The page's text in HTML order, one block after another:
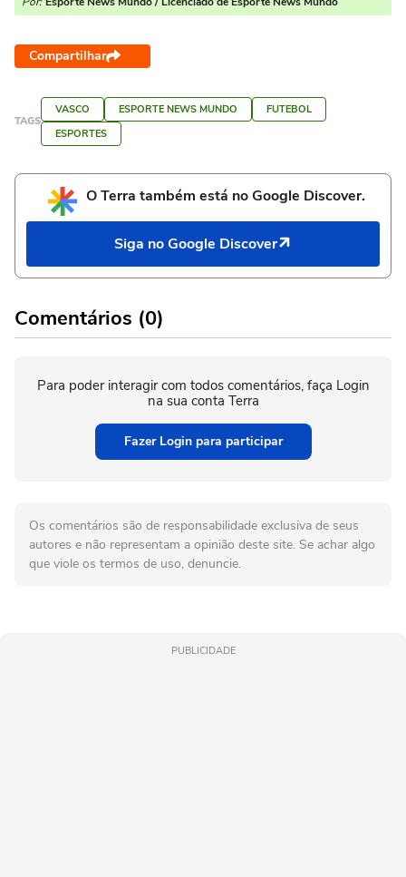
Compartilhar
TAGS
VASCO ESPORTE NEWS MUNDO
FUTEBOL
ESPORTES
O Terra também está no Google Discover.
Siga no Google Discover
Comentários (0)
Para poder interagir com todos comentários, faça Login
na sua conta Terra
Fazer Login para participar
Os comentários são de responsabilidade exclusiva de seus
autores e não representam a opinião deste site. Se achar algo
que viole os termos de uso, denuncie.
PUBLICIDADE